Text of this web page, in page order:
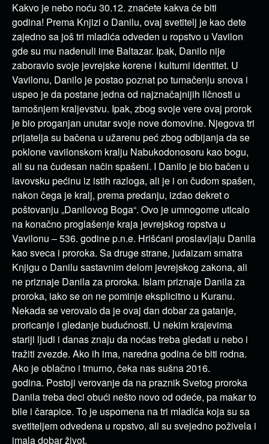
Kakvo je nebo noću 30.12. znaćete kakva će biti
godina! Prema Knjizi o Danilu, ovaj svetitelj je kao dete
zajedno sa još tri mladića odveden u ropstvo u Vavilon
gde su mu nadenuli ime Baltazar. Ipak, Danilo nije
zaboravio svoje jevrejske korene i kulturni identitet. U
Vavilonu, Danilo je postao poznat po tumačenju snova i
uspeo je da postane jedna od najznačajnijih ličnosti u
tamošnjem kraljevstvu. Ipak, zbog svoje vere ovaj prorok
je bio proganjan unutar svoje nove domovine. Njegova tri
prijatelja su bačena u užarenu peć zbog odbijanja da se
poklone vavilonskom kralju Nabukodonosoru kao bogu,
ali su na čudesan način spašeni. I Danilo je bio bačen u
lavovsku pećinu iz istih razloga, ali je i on čudom spašen,
nakon čega je kralj, prema predanju, izdao dekret o
poštovanju „Danilovog Boga“. Ovo je umnogome uticalo
na konačno proglašenje kraja jevrejskog ropstva u
Vavilonu – 536. godine p.n.e. Hrišćani proslavljaju Danila
kao sveca i proroka. Sa druge strane, judaizam smatra
Knjigu o Danilu sastavnim delom jevrejskog zakona, ali
ne priznaje Danila za proroka. Islam priznaje Danila za
proroka, iako se on ne pominje eksplicitno u Kuranu.
Nekada se verovalo da je ovaj dan dobar za gatanje,
proricanje i gledanje budućnosti. U nekim krajevima
stariji ljudi i danas znaju da noćas treba gledati u nebo i
tražiti zvezde. Ako ih ima, naredna godina će biti rodna.
Ako je oblačno i tmurno, čeka nas sušna 2016.
godina. Postoji verovanje da na praznik Svetog proroka
Danila treba deci obući nešto novo od odeće, pa makar to
bile i čarapice. To je uspomena na tri mladića koja su sa
svetiteljem odvedena u ropstvo, ali su svejedno poživela i
imala dobar život.